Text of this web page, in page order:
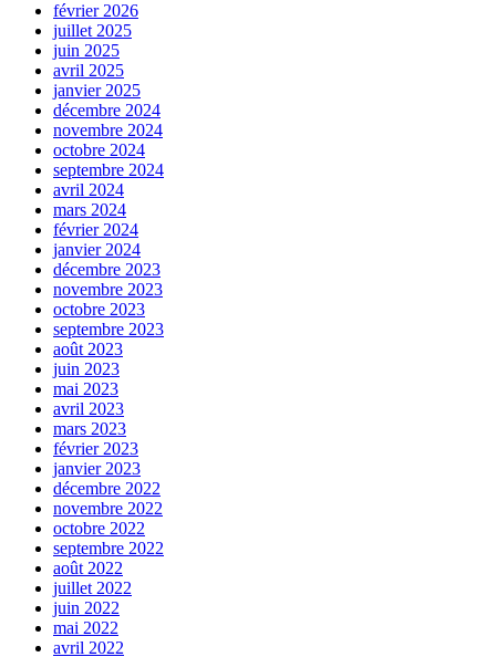
février 2026
juillet 2025
juin 2025
avril 2025
janvier 2025
décembre 2024
novembre 2024
octobre 2024
septembre 2024
avril 2024
mars 2024
février 2024
janvier 2024
décembre 2023
novembre 2023
octobre 2023
septembre 2023
août 2023
juin 2023
mai 2023
avril 2023
mars 2023
février 2023
janvier 2023
décembre 2022
novembre 2022
octobre 2022
septembre 2022
août 2022
juillet 2022
juin 2022
mai 2022
avril 2022